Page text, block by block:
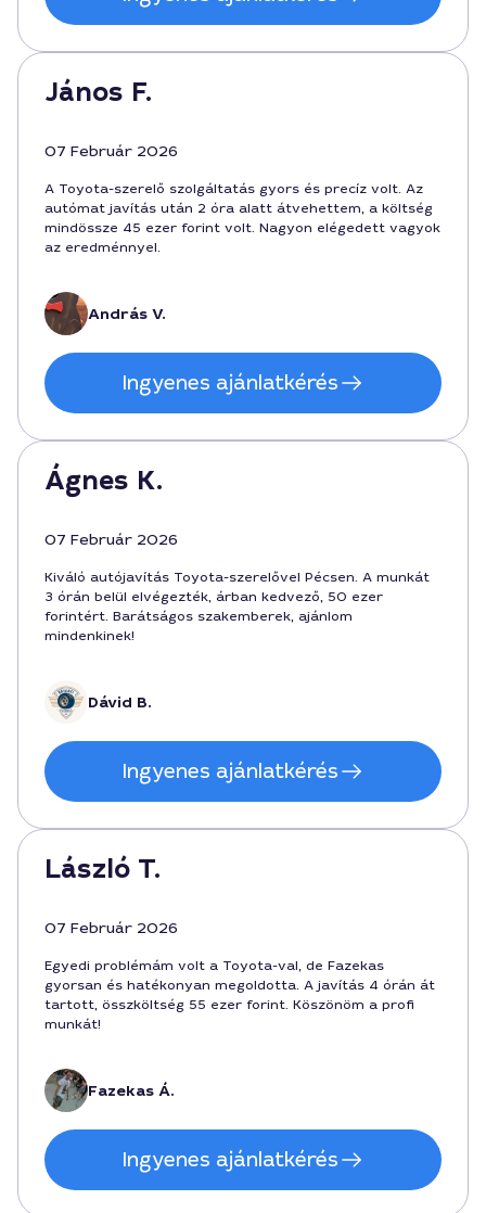
János F.
07 Február 2026
A Toyota-szerelő szolgáltatás gyors és precíz volt. Az
autómat javítás után 2 óra alatt átvehettem, a költség
mindössze 45 ezer forint volt. Nagyon elégedett vagyok
az eredménnyel.
András V.
Ingyenes ajánlatkérés
Ágnes K.
07 Február 2026
Kiváló autójavítás Toyota-szerelővel Pécsen. A munkát
3 órán belül elvégezték, árban kedvező, 50 ezer
forintért. Barátságos szakemberek, ajánlom
mindenkinek!
Dávid B.
Ingyenes ajánlatkérés
László T.
07 Február 2026
Egyedi problémám volt a Toyota-val, de Fazekas
gyorsan és hatékonyan megoldotta. A javítás 4 órán át
tartott, összköltség 55 ezer forint. Köszönöm a profi
munkát!
Fazekas Á.
Ingyenes ajánlatkérés